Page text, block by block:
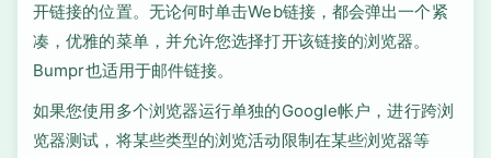
开链接的位置。无论何时单击Web链接，都会弹出一个紧
凑，优雅的菜单，并允许您选择打开该链接的浏览器。
Bumpr也适用于邮件链接。
如果您使用多个浏览器运行单独的Google帐户，进行跨浏
览器测试，将某些类型的浏览活动限制在某些浏览器等